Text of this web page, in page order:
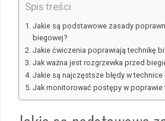
Spis treści
Jakie są podstawowe zasady
biegowej?
Jakie ćwiczenia poprawiają technikę
Jak ważna jest rozgrzewka przed
Jakie są najczęstsze błędy w technice
Jak monitorować postępy w poprawie